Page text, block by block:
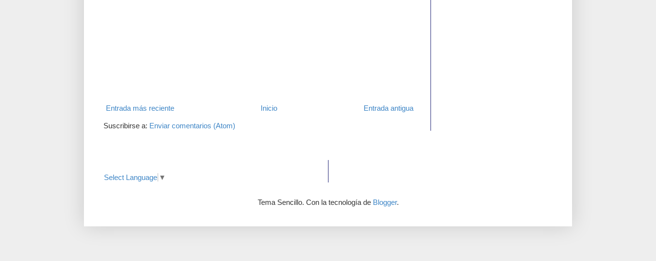
Entrada más reciente Entrada antigua
Inicio
Suscribirse a: Enviar comentarios (Atom)
Select Language ▼
Tema Sencillo. Con la tecnología de Blogger.